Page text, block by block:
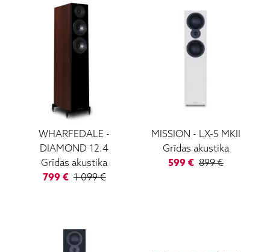
WHARFEDALE -
DIAMOND 12.4
Grīdas akustika
799€ 1 099€
MISSION - LX-5 MKII
Grīdas akustika
599€ 899€